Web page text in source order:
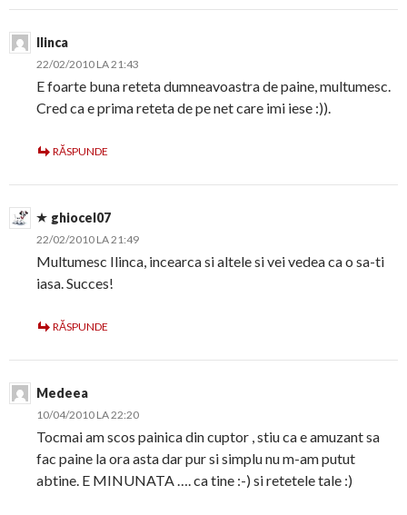
Ilinca
22/02/2010 LA 21:43
E foarte buna reteta dumneavoastra de paine, multumesc.
Cred ca e prima reteta de pe net care imi iese :)).
RĂSPUNDE
ghiocel07
22/02/2010 LA 21:49
Multumesc Ilinca, incearca si altele si vei vedea ca o sa-ti
iasa. Succes!
RĂSPUNDE
Medeea
10/04/2010 LA 22:20
Tocmai am scos painica din cuptor , stiu ca e amuzant sa
fac paine la ora asta dar pur si simplu nu m-am putut
abtine. E MINUNATA …. ca tine :-) si retetele tale :)